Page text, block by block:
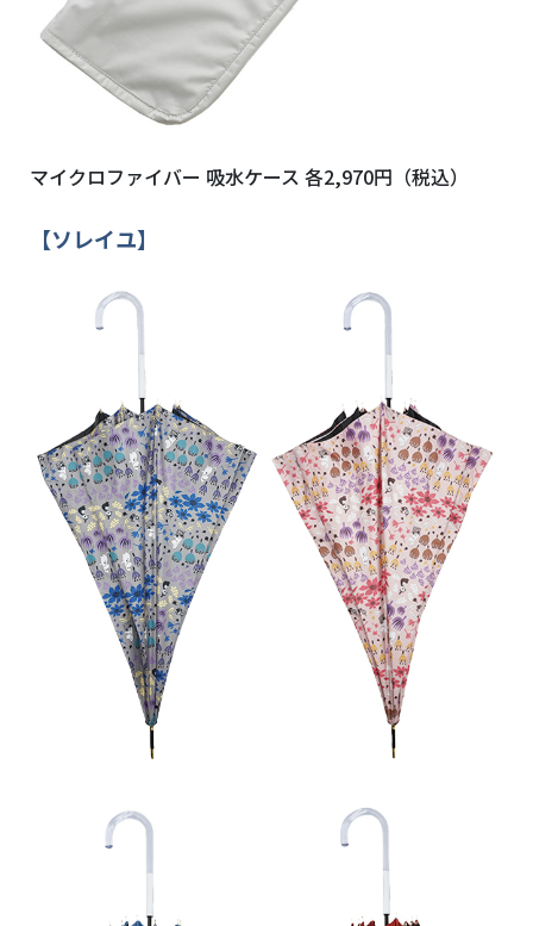
マイクロファイバー 吸水ケース 各2,970円（税込）
【ソレイユ】